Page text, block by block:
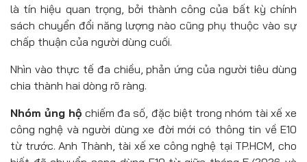
là tín hiệu quan trọng, bởi thành công của bất kỳ chính
sách chuyển đổi năng lượng nào cũng phụ thuộc vào sự
chấp thuận của người dùng cuối.
Nhìn vào thực tế đa chiều, phản ứng của người tiêu dùng
chia thành hai dòng rõ ràng.
Nhóm ủng hộ chiếm đa số, đặc biệt trong nhóm tài xế xe
công nghệ và người dùng xe đời mới có thông tin về E10
từ trước. Anh Thành, tài xế xe công nghệ tại TP.HCM, cho